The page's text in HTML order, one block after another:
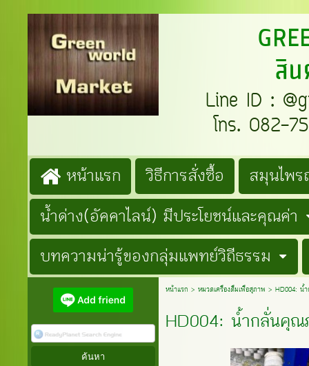
สิ
Line ID :
โทร. 082-
หน้าแรก วิธีการสั่งซื้อ
สมุนไพ
น้ำด่าง(อัคคาไลน์) มีประโยชน์และคุณค่า
บทความน่ารู้ของกลุ่มแพทย์วิถีธรรม
หน้าแรก > หมวดเครื่องดื่มเพื่อสุภาพ > HD004: น้
HD004: น้ำกลั่นคุ